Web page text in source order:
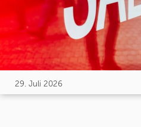
29. Juli 2026